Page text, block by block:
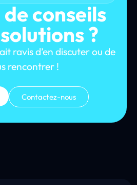
conseils
?
ravis d’en discuter ou de
rencontrer !
Contactez-nous